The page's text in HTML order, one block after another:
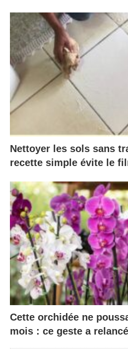
Nettoyer les sols sans
recette simple évite le
Cette orchidée ne
mois : ce geste a